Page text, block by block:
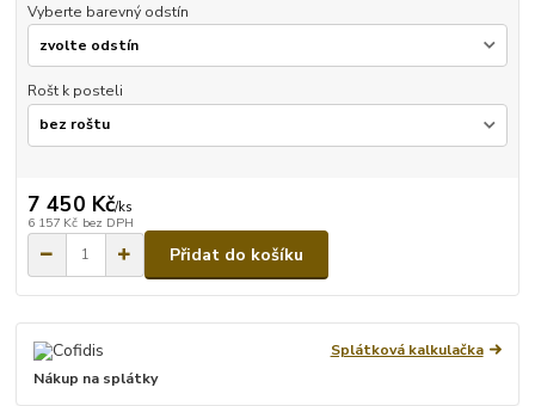
Vyberte barevný odstín
Rošt k posteli
7 450 Kč/ks
6 157 Kč bez DPH
Přidat do košíku
Splátková kalkulačka
Nákup na splátky